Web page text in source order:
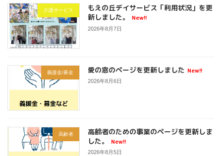
介護サービス
もえの丘デイサービス「利用状況」を更
新しました。
New!!
2026年8月7日
義援金/募金 愛の窓のページを更新しました New!!
2026年8月6日
高齢者
高齢者のための事業のページを更新しま
した。
New!!
2026年8月5日